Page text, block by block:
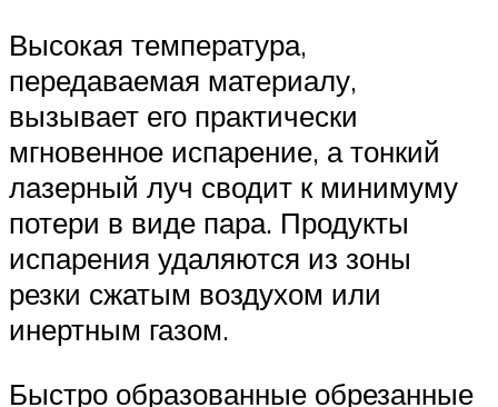
Высокая температура,
передаваемая материалу,
вызывает его практически
мгновенное испарение, а тонкий
лазерный луч сводит к минимуму
потери в виде пара. Продукты
испарения удаляются из зоны
резки сжатым воздухом или
инертным газом.
Быстро образованные обрезанные